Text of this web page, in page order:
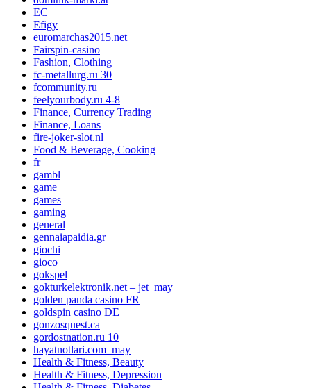
EC
Efigy
euromarchas2015.net
Fairspin-casino
Fashion, Clothing
fc-metallurg.ru 30
fcommunity.ru
feelyourbody.ru 4-8
Finance, Currency Trading
Finance, Loans
fire-joker-slot.nl
Food & Beverage, Cooking
fr
gambl
game
games
gaming
general
gennaiapaidia.gr
giochi
gioco
gokspel
gokturkelektronik.net – jet_may
golden panda casino FR
goldspin casino DE
gonzosquest.ca
gordostnation.ru 10
hayatnotlari.com_may
Health & Fitness, Beauty
Health & Fitness, Depression